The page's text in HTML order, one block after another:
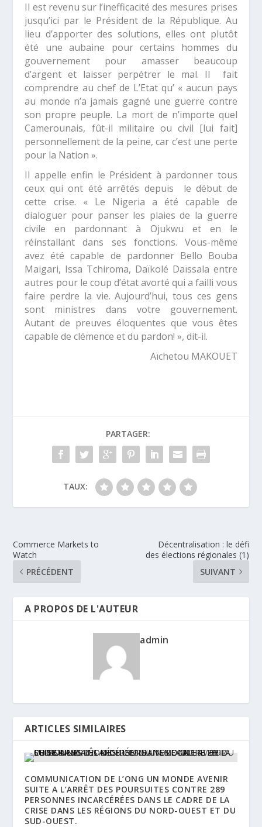
Il est revenu sur l’inefficacité des mesures prises
jusqu’ici par le Président de la République. Au
lieu d’apporter des solutions, elles ont plutôt
été une aubaine pour certains hommes du
gouvernement pour amasser beaucoup
d’argent et laisser perpétrer le mal. Il fait
comprendre au chef de L’Etat qu’ «aucun pays
au monde n’a jamais gagné une guerre contre
son propre peuple. La mort de n’importe quel
Camerounais, fût-il militaire ou civil [lui fait]
personnellement de la peine, car c’est une perte
pour la Nation ».
Il appelle enfin le Président à pardonner tous
ceux qui ont été arrêtés depuis le début de
cette crise. « Le Nigeria a été capable de
dialoguer pour panser les plaies de la guerre
civile en pardonnant à Ojukwu et en le
réinstallant dans ses fonctions. Vous-même
avez été capable de pardonner Bello Bouba
Maigari, Issa Tchiroma, Daïkolé Daïssala entre
autres pour le coup d’état avorté qui a failli vous
faire perdre la vie. Aujourd’hui, tous ces gens
sont ministres dans votre gouvernement.
Autant de preuves éloquentes que vous êtes
capable de clémence et du pardon! »,dit-il.
Aïchetou MAKOUET
PARTAGER:
TAUX:
Commerce Markets to
Watch
PRÉCÉDENT
Décentralisation : le défi
des élections régionales (1)
SUIVANT
A PROPOS DE L'AUTEUR
admin
ARTICLES SIMILAIRES
COMMUNICATION DE L’ONG UN MONDE AVENIR
SUITE A L’ARRÊT DES POURSUITES CONTRE 289
PERSONNES INCARCÉRÉES DANS LE CADRE DE LA
CRISE DANS LES RÉGIONS DU NORD-OUEST ET DU
SUD-OUEST.